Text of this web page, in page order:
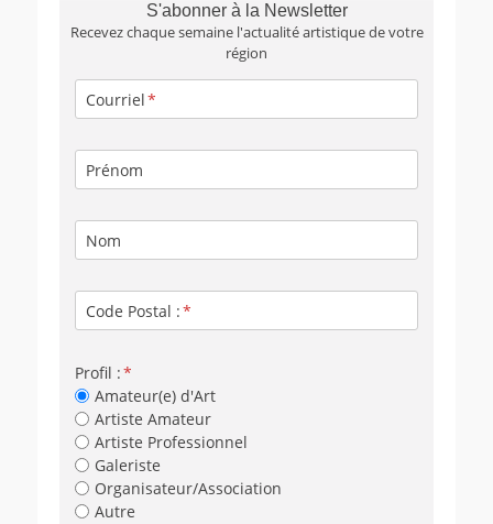
S'abonner à la Newsletter
Recevez chaque semaine l'actualité artistique de votre
région
Courriel
Prénom
Nom
Code Postal :
Profil :
Amateur(e) d'Art
Artiste Amateur
Artiste Professionnel
Galeriste
Organisateur/Association
Autre